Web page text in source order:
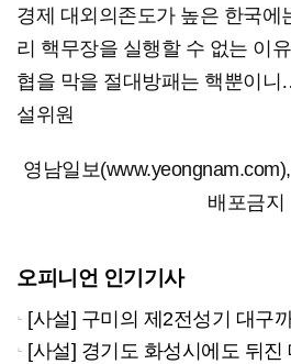
경제 대외의존도가 높은 한국에
리 핵무장을 실행할 수 없는 이
협을 막을 절대방패는 핵뿐이
설위원
영남일보
배포금지
오피니언 인기기사
[사설] 구미의 제2전성기 대구
[사설] 경기도 화성시에도 뒤진